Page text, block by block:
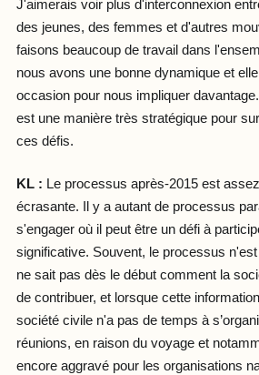
J'aimerais voir plus d'interconnexion
des jeunes, des femmes et d'autres
faisons beaucoup de travail dans
nous avons une bonne dynamique et
occasion pour nous impliquer
est une manière très stratégique pour
ces défis.
KL : Le processus après-2015 est
écrasante. Il y a autant de processus
s'engager où il peut être un défi à
significative. Souvent, le processus
ne sait pas dès le début comment la
de contribuer, et lorsque cette
société civile n'a pas de temps à
réunions, en raison du voyage et
encore aggravé pour les organisations